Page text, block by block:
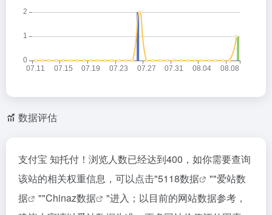
数据评估
支付宝 知托付！浏览人数已经达到400，如你需要查询
该站的相关权重信息，可以点击"5118数据 ""爱站数
据
""Chinaz数据
"进入；以目前的网站数据参考，